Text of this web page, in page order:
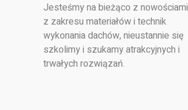
Jesteśmy na bieżąco z nowościami
z zakresu materiałów i technik
wykonania dachów, nieustannie się
szkolimy i szukamy atrakcyjnych i
trwałych rozwiązań.